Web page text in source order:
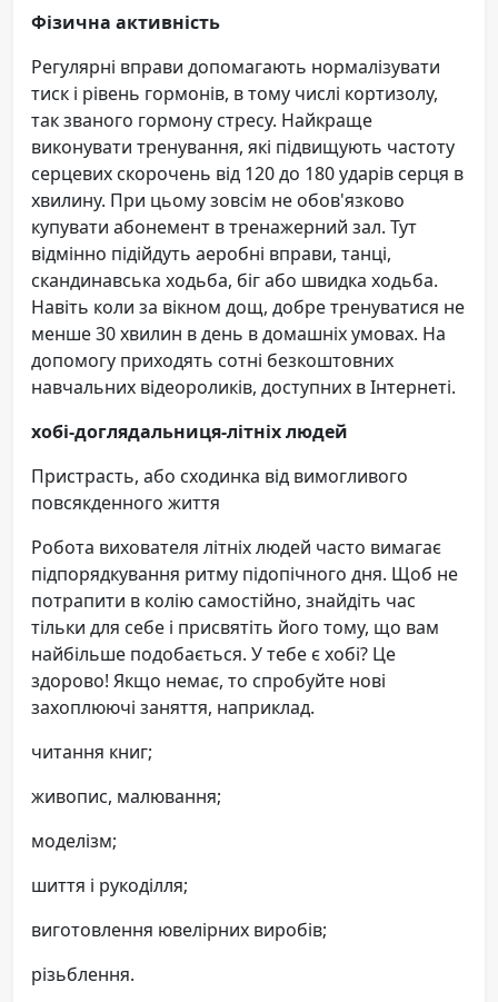
Фізична активність
Регулярні вправи допомагають нормалізувати
тиск і рівень гормонів, в тому числі кортизолу,
так званого гормону стресу. Найкраще
виконувати тренування, які підвищують частоту
серцевих скорочень від 120 до 180 ударів серця в
хвилину. При цьому зовсім не обов'язково
купувати абонемент в тренажерний зал. Тут
відмінно підійдуть аеробні вправи, танці,
скандинавська ходьба, біг або швидка ходьба.
Навіть коли за вікном дощ, добре тренуватися не
менше 30 хвилин в день в домашніх умовах. На
допомогу приходять сотні безкоштовних
навчальних відеороликів, доступних в Інтернеті.
хобі-доглядальниця-літніх людей
Пристрасть, або сходинка від вимогливого
повсякденного життя
Робота вихователя літніх людей часто вимагає
підпорядкування ритму підопічного дня. Щоб не
потрапити в колію самостійно, знайдіть час
тільки для себе і присвятіть його тому, що вам
найбільше подобається. У тебе є хобі? Це
здорово! Якщо немає, то спробуйте нові
захоплюючі заняття, наприклад.
читання книг;
живопис, малювання;
моделізм;
шиття і рукоділля;
виготовлення ювелірних виробів;
різьблення.